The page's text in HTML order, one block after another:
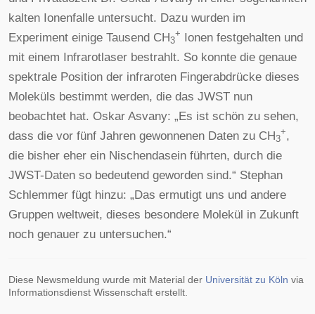
kalten Ionenfalle untersucht. Dazu wurden im
Experiment einige Tausend CH3
+ Ionen festgehalten und
mit einem Infrarotlaser bestrahlt. So konnte die genaue
spektrale Position der infraroten Fingerabdrücke dieses
Moleküls bestimmt werden, die das JWST nun
beobachtet hat. Oskar Asvany: „Es ist schön zu sehen,
dass die vor fünf Jahren gewonnenen Daten zu CH3
+,
die bisher eher ein Nischendasein führten, durch die
JWST-Daten so bedeutend geworden sind.“ Stephan
Schlemmer fügt hinzu: „Das ermutigt uns und andere
Gruppen weltweit, dieses besondere Molekül in Zukunft
noch genauer zu untersuchen.“
Diese Newsmeldung wurde mit Material der Universität zu Köln via
Informationsdienst Wissenschaft erstellt.